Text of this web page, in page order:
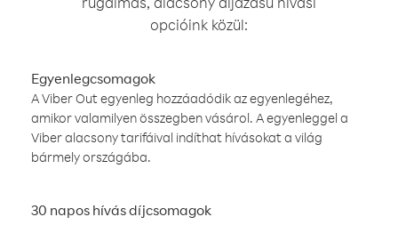
opcióink közül:
Egyenlegcsomagok
A Viber Out egyenleg hozzáadódik az egyenlegéhez,
amikor valamilyen összegben vásárol. A egyenleggel a
Viber alacsony tarifáival indíthat hívásokat a világ
bármely országába.
30 napos hívás díjcsomagok